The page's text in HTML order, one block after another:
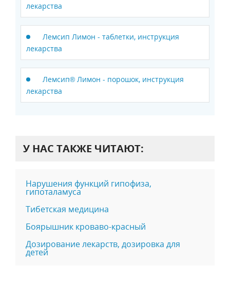
лекарства
Лемсип Лимон - таблетки, инструкция
лекарства
Лемсип® Лимон - порошок, инструкция
лекарства
У НАС ТАКЖЕ ЧИТАЮТ:
Нарушения функций гипофиза,
гипоталамуса
Тибетская медицина
Боярышник кроваво-красный
Дозирование лекарств, дозировка для
детей